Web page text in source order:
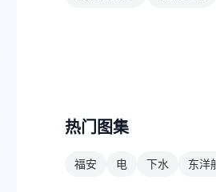
热门图集
福安 电 下水 东洋